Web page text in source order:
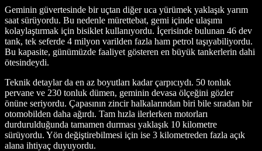
Geminin güvertesinde bir uçtan diğer uca yürümek yaklaşık yarım
saat sürüyordu. Bu nedenle mürettebat, gemi içinde ulaşımı
kolaylaştırmak için bisiklet kullanıyordu. İçerisinde bulunan 46 dev
tank, tek seferde 4 milyon varilden fazla ham petrol taşıyabiliyordu.
Bu kapasite, günümüzde faaliyet gösteren en büyük tankerlerin dahi
ötesindeydi.
Teknik detaylar da en az boyutları kadar çarpıcıydı. 50 tonluk
pervane ve 230 tonluk dümen, geminin devasa ölçeğini gözler
önüne seriyordu. Çapasının zincir halkalarından biri bile sıradan bir
otomobilden daha ağırdı. Tam hızla ilerlerken motorları
durdurulduğunda tamamen durması yaklaşık 10 kilometre
sürüyordu. Yön değiştirebilmesi için ise 3 kilometreden fazla açık
alana ihtiyaç duyuyordu.